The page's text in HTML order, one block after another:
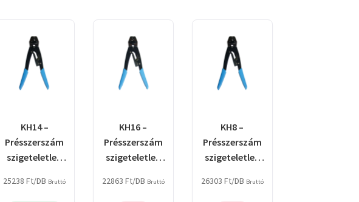
KH14 –
Présszerszám
szigeteletlen
25238Ft/DB Bruttó
KH16 –
Présszerszám
szigeteletlen
22863 Ft/DB Bruttó
KH8 –
Présszerszám
szigeteletlen
26303 Ft/DB Bruttó